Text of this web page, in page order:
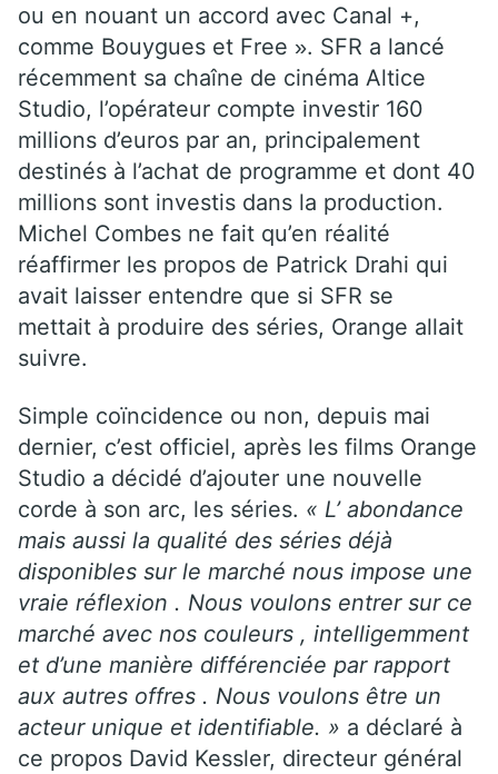
ou en nouant un accord avec Canal +,
comme Bouygues et Free ». SFR a lancé
récemment sa chaîne de cinéma Altice
Studio, l’opérateur compte investir 160
millions d’euros par an, principalement
destinés à l’achat de programme et dont 40
millions sont investis dans la production.
Michel Combes ne fait qu’en réalité
réaffirmer les propos de Patrick Drahi qui
avait laisser entendre que si SFR se
mettait à produire des séries, Orange allait
suivre.
Simple coïncidence ou non, depuis mai
dernier, c’est officiel, après les films Orange
Studio a décidé d’ajouter une nouvelle
corde à son arc, les séries. « L’ abondance
mais aussi la qualité des séries déjà
disponibles sur le marché nous impose une
vraie réflexion . Nous voulons entrer sur ce
marché avec nos couleurs , intelligemment
et d’une manière différenciée par rapport
aux autres offres . Nous voulons être un
acteur unique et identifiable. » a déclaré à
ce propos David Kessler, directeur général